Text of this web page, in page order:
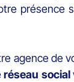
présence
agence de
réseau social